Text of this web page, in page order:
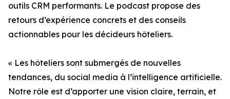
outils CRM performants. Le podcast propose des
retours d’expérience concrets et des conseils
actionnables pour les décideurs hôteliers.
« Les hôteliers sont submergés de nouvelles
tendances, du social media à l’intelligence artificielle.
Notre rôle est d’apporter une vision claire, terrain, et